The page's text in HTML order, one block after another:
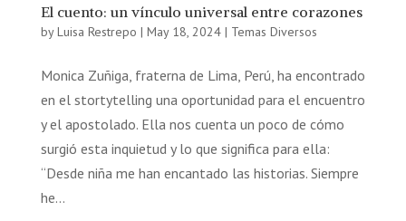
El cuento: un vínculo universal entre corazones
byLuisa Restrepo | May 18, 2024| Temas Diversos
Monica Zuñiga, fraterna de Lima, Perú, ha encontrado
en el stortytelling una oportunidad para el encuentro
y el apostolado. Ella nos cuenta un poco de cómo
surgió esta inquietud y lo que significa para ella:
“Desde niña me han encantado las historias. Siempre
he...